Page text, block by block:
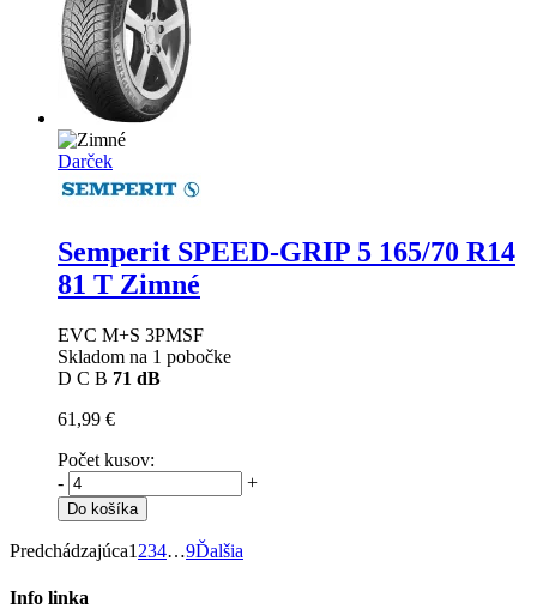
Darček
Semperit SPEED-GRIP 5 165/70 R14
81 T Zimné
EVC M+S 3PMSF
Skladom na 1 pobočke
D C B 71 dB
61,99 €
Počet kusov:
-
+
Do košíka
Predchádzajúca1 234…9Ďalšia
Info linka